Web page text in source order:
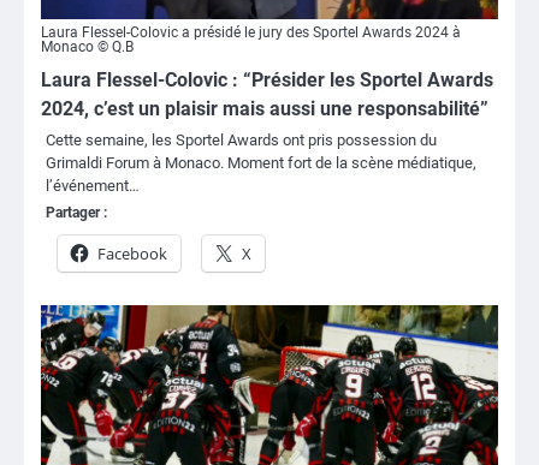
Laura Flessel-Colovic a présidé le jury des Sportel Awards 2024 à
Monaco © Q.B
Laura Flessel-Colovic : “Présider les Sportel Awards
2024, c’est un plaisir mais aussi une responsabilité”
Cette semaine, les Sportel Awards ont pris possession du
Grimaldi Forum à Monaco. Moment fort de la scène médiatique,
l’événement…
Partager :
Facebook X